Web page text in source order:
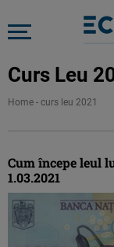
Curs Leu
Home - curs leu 2021
Cum începe leul
1.03.2021